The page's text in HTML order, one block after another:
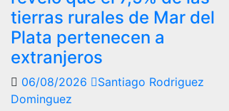
tierras rurales de Mar del
Plata pertenecen a
extranjeros
06/08/2026
Santiago Rodriguez
Dominguez